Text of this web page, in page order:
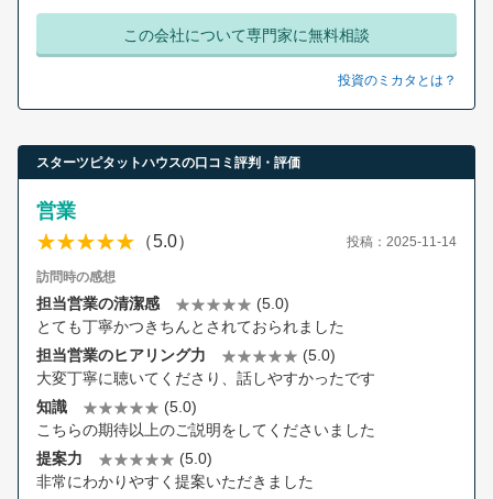
この会社について専門家に無料相談
投資のミカタとは？
スターツピタットハウスの口コミ評判・評価
営業
（5.0） 投稿：2025-11-14
訪問時の感想
担当営業の清潔感
(5.0)
とても丁寧かつきちんとされておられました
担当営業のヒアリング力
(5.0)
大変丁寧に聴いてくださり、話しやすかったです
知識
(5.0)
こちらの期待以上のご説明をしてくださいました
提案力
(5.0)
非常にわかりやすく提案いただきました